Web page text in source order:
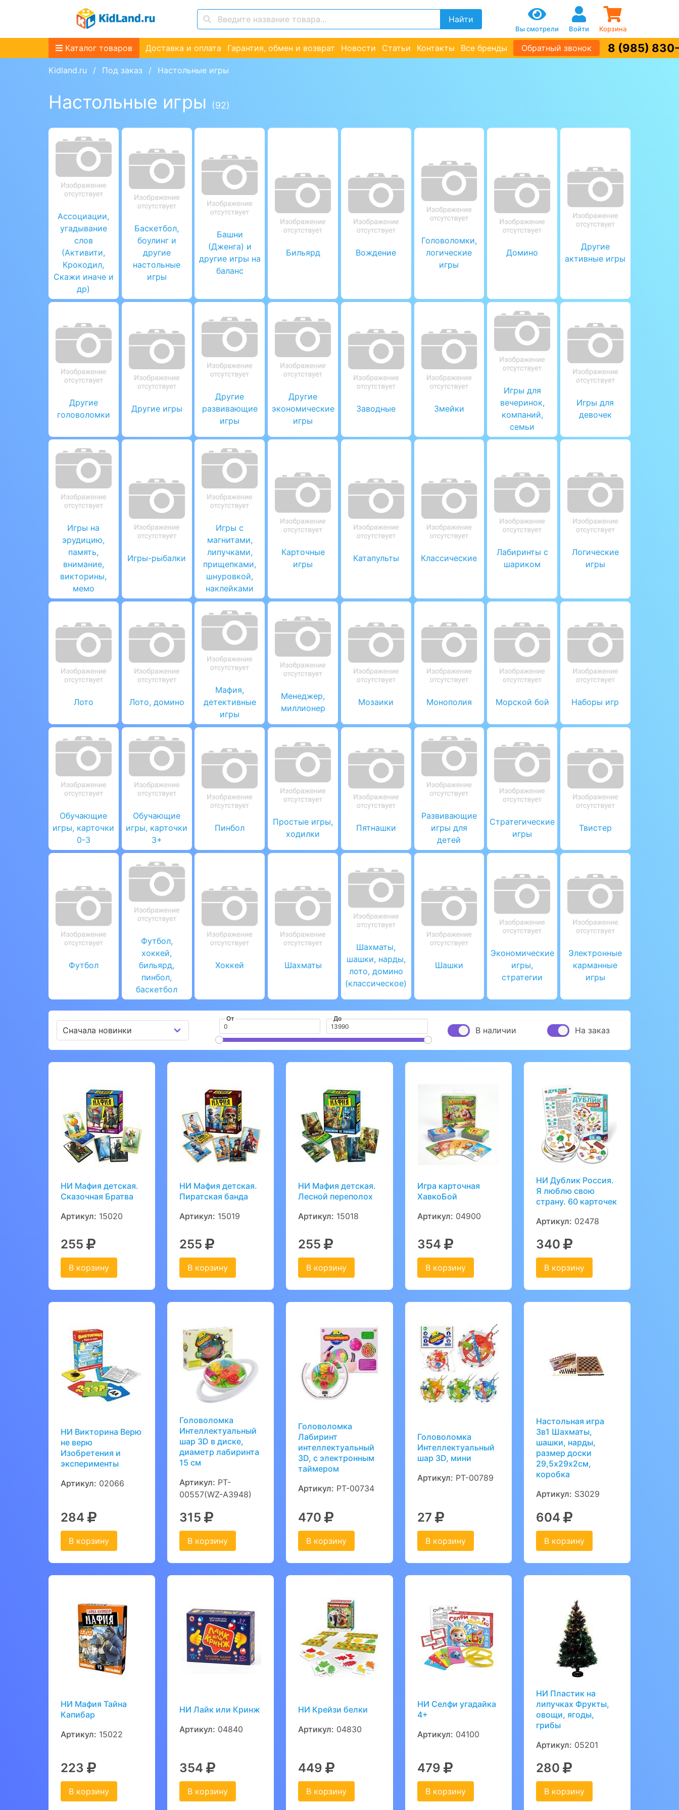
Найти
Вы смотрели Войти Корзина
Каталог товаров Доставка и оплата Гарантия, обмен и возврат Новости Статьи Контакты Все бренды Обратный звонок 8 (985)
Kidland.ru Под заказ Настольные игры
Настольные игры (92)
Ассоциации,
угадывание
слов
(Активити,
Крокодил,
Скажи иначе и
др)
Баскетбол,
боулинг и
другие
настольные
игры
Башни
(Дженга) и
другие игры на
баланс
Бильярд Вождение
Головоломки,
логические
игры
Домино
Другие
активные игры
Другие
головоломки
Другие игры
Другие
развивающие
игры
Другие
экономические
игры
Заводные Змейки
Игры для
вечеринок,
компаний,
семьи
Игры для
девочек
Игры на
эрудицию,
память,
внимание,
викторины,
мемо
Игры-рыбалки
Игры с
магнитами,
липучками,
прищепками,
шнуровкой,
наклейками
Карточные
игры
Катапульты Классические
Лабиринты с
шариком
Логические
игры
Лото Лото, домино
Мафия,
детективные
игры
Менеджер,
миллионер
Мозаики Монополия Морской бой Наборы игр
Обучающие
игры, карточки
0-3
Обучающие
игры, карточки
3+
Пинбол
Простые игры,
ходилки
Пятнашки
Развивающие
игры для
детей
Стратегические
игры
Твистер
Футбол
Футбол,
хоккей,
бильярд,
пинбол,
баскетбол
Хоккей Шахматы
Шахматы,
шашки, нарды,
лото, домино
(классическое)
Шашки
Экономические
игры,
стратегии
Электронные
карманные
игры
От До
В наличии На заказ
НИ Мафия детская.
Сказочная Братва
Артикул: 15020
255
В корзину
НИ Мафия детская.
Пиратская банда
Артикул: 15019
255
В корзину
НИ Мафия детская.
Лесной переполох
Артикул: 15018
255
В корзину
Игра карточная
ХавкоБой
Артикул: 04900
354
В корзину
НИ Дублик Россия.
Я люблю свою
страну. 60 карточек
Артикул: 02478
340
В корзину
НИ Викторина Верю
не верю
Изобретения и
эксперименты
Артикул: 02066
284
В корзину
Головоломка
Интеллектуальный
шар 3D в диске,
диаметр лабиринта
15 см
Артикул: PT-
00557(WZ-A3948)
315
В корзину
Головоломка
Лабиринт
интеллектуальный
3D, с электронным
таймером
Артикул: PT-00734
470
В корзину
Головоломка
Интеллектуальный
шар 3D, мини
Артикул: PT-00789
27
В корзину
Настольная игра
3в1 Шахматы,
шашки, нарды,
размер доски
29,5х29х2см,
коробка
Артикул: S3029
604
В корзину
НИ Мафия Тайна
Капибар
Артикул: 15022
223
В корзину
НИ Лайк или Кринж
Артикул: 04840
354
В корзину
НИ Крейзи белки
Артикул: 04830
449
В корзину
НИ Селфи угадайка
4+
Артикул: 04100
479
В корзину
НИ Пластик на
липучках Фрукты,
овощи, ягоды,
грибы
Артикул: 05201
280
В корзину